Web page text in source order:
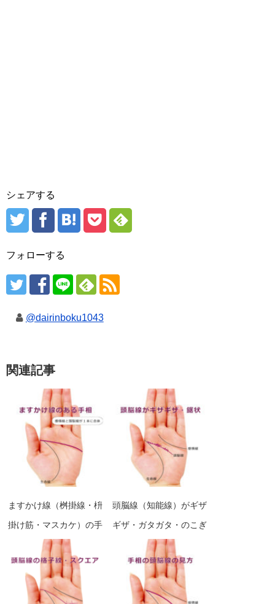
シェアする
フォローする
@dairinboku1043
関連記事
ますかけ線（桝掛線・枡
掛け筋・マスカケ）の手
相の見方（頭脳線と感情
線が一本に合体している
手相）
頭脳線（知能線）がギザ
ギザ・ガタガタ・のこぎ
り状になった手相の見方